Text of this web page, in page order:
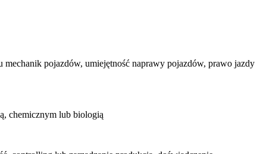
pojazdów, umiejętność naprawy pojazdów, prawo jazdy
chemicznym lub biologią